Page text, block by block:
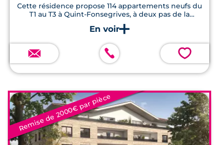
Cette résidence propose 114 appartements neufs du
T1 au T3 à Quint-Fonsegrives, à deux pas de la
Clinique Croix du Sud.
💗
Remise de 2000€ par pièce